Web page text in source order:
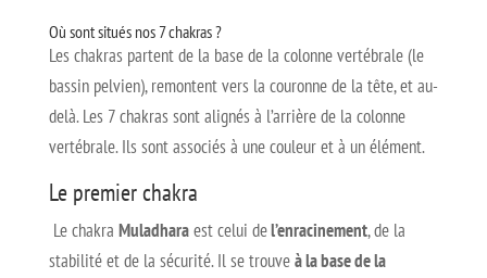
Où sont situés nos 7 chakras ?
Les chakras partent de la base de la colonne vertébrale (le
bassin pelvien), remontent vers la couronne de la tête, et au-
delà. Les 7 chakras sont alignés à l’arrière de la colonne
vertébrale. Ils sont associés à une couleur et à un élément.
Le premier chakra
Le chakra Muladharaest celui del’enracinement, de la
stabilité et de la sécurité. Il se trouveà la base de la